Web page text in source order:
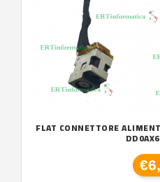
FLAT CONNETTORE